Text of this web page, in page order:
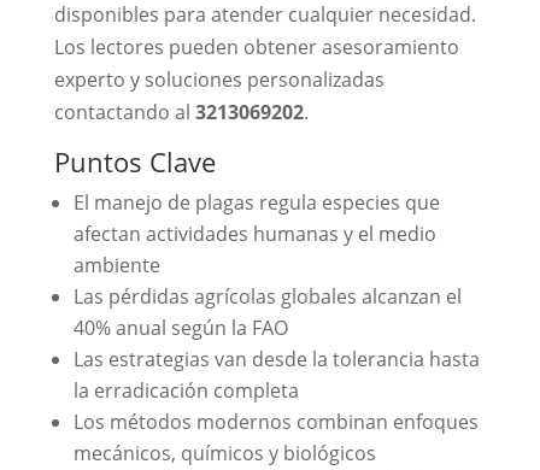
disponibles para atender cualquier necesidad.
Los lectores pueden obtener asesoramiento
experto y soluciones personalizadas
contactando al 3213069202.
Puntos Clave
El manejo de plagas regula especies que
afectan actividades humanas y el medio
ambiente
Las pérdidas agrícolas globales alcanzan el
40% anual según la FAO
Las estrategias van desde la tolerancia hasta
la erradicación completa
Los métodos modernos combinan enfoques
mecánicos, químicos y biológicos